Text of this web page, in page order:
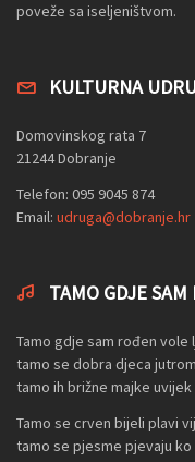
poveže sa iseljeništvom.
KULTURNA
Domovinskog rata 7
21244 Dobranje
Telefon: 095 9045 874
Email: udruga@dobranje.hr
TAMO GDJE
Tamo gdje sam rođen vole
tamo se dobra djeca
tamo ih brižne majke uvijek
Tamo se crven bijeli plavi
tamo se pjesme pjevaju ko